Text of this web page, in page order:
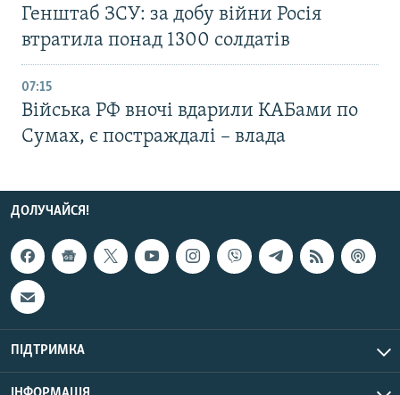
Генштаб ЗСУ: за добу війни Росія
втратила понад 1300 солдатів
07:15
Війська РФ вночі вдарили КАБами по
Сумах, є постраждалі – влада
ДОЛУЧАЙСЯ!
ПІДТРИМКА